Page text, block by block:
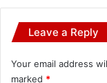
Leave a Reply
Your email address
marked *